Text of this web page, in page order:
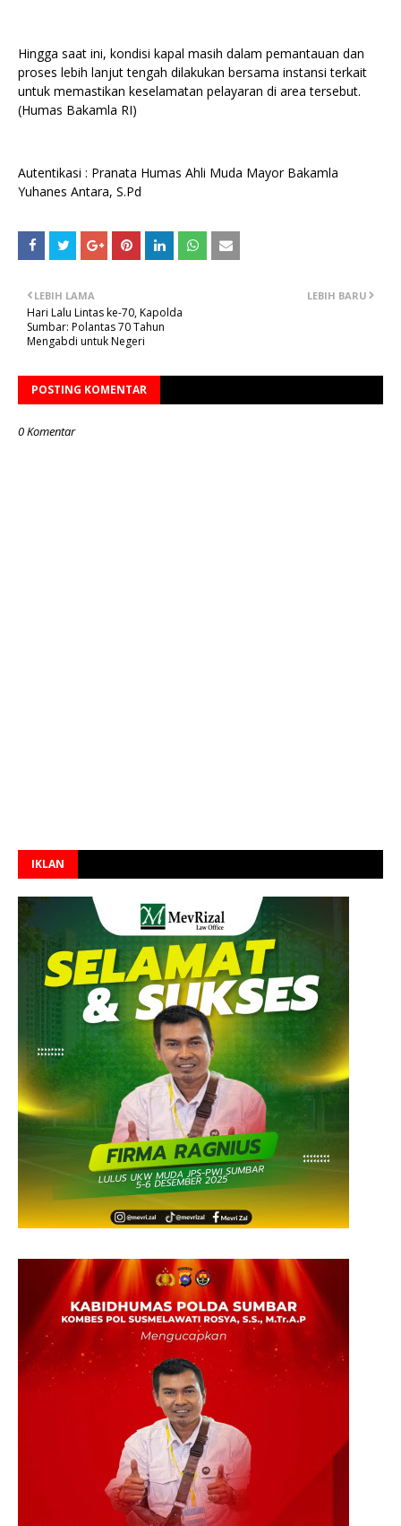
Hingga saat ini, kondisi kapal masih dalam pemantauan dan
proses lebih lanjut tengah dilakukan bersama instansi terkait
untuk memastikan keselamatan pelayaran di area tersebut.
(Humas Bakamla RI)
Autentikasi : Pranata Humas Ahli Muda Mayor Bakamla
Yuhanes Antara, S.Pd
LEBIH BARU
LEBIH LAMA
Hari Lalu Lintas ke-70, Kapolda
Sumbar: Polantas 70 Tahun
Mengabdi untuk Negeri
POSTING KOMENTAR
0 Komentar
IKLAN